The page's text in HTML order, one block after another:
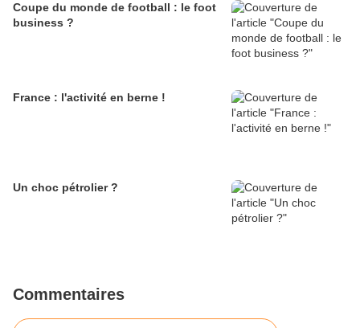
Coupe du monde de football : le foot
business ?
France : l'activité en berne !
Un choc pétrolier ?
Commentaires